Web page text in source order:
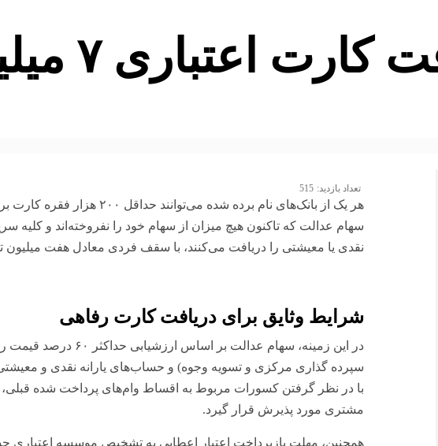
اعتباری ۷ میلیونی
تعداد بازدید: 515
هر یک از بانک‌های نام برده شده
سهام عدالت که تاکنون هیچ میزان از سهام خود را نفروخته‌اند و کلیه
نقدی یا معیشتی را دریافت می‌کنند، با سقف فردی معادل هفت میلیون
شرایط وثایق برای دریافت کارت رفاهی
در این زمینه، سهام
سپرده گذاری مرکزی و تسویه وجوه) و حساب‌های یارانه نقدی و
با در نظر گرفتن کسورات مربوط به اقساط وام‌های پرداخت شده قبلی،
مشتری مورد پذیرش قرار گیرد.